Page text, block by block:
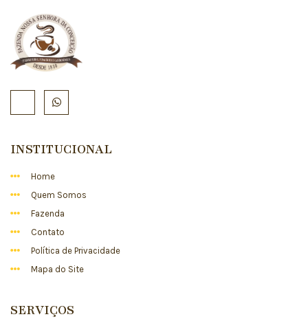
INSTITUCIONAL
Home
Quem Somos
Fazenda
Contato
Política de Privacidade
Mapa do Site
SERVIÇOS